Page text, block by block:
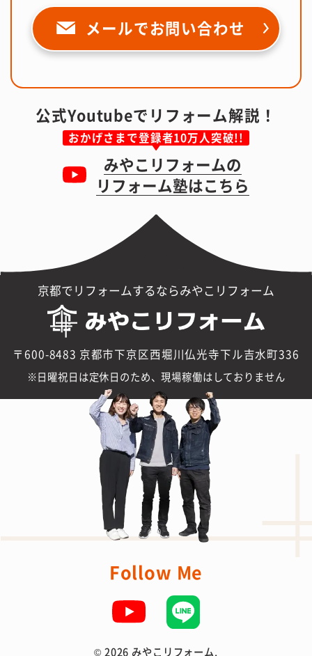
メールでお問い合わせ
公式Youtubeでリフォーム解説！
おかげさまで登録者10万人突破!!
みやこリフォームの
リフォーム塾はこちら
京都でリフォームするならみやこリフォーム
〒600-8483 京都市下京区西堀川仏光寺下ル吉水町336
日曜祝日は定休日のため、現場稼働はしておりません
Follow Me
© 2026 みやこリフォーム.